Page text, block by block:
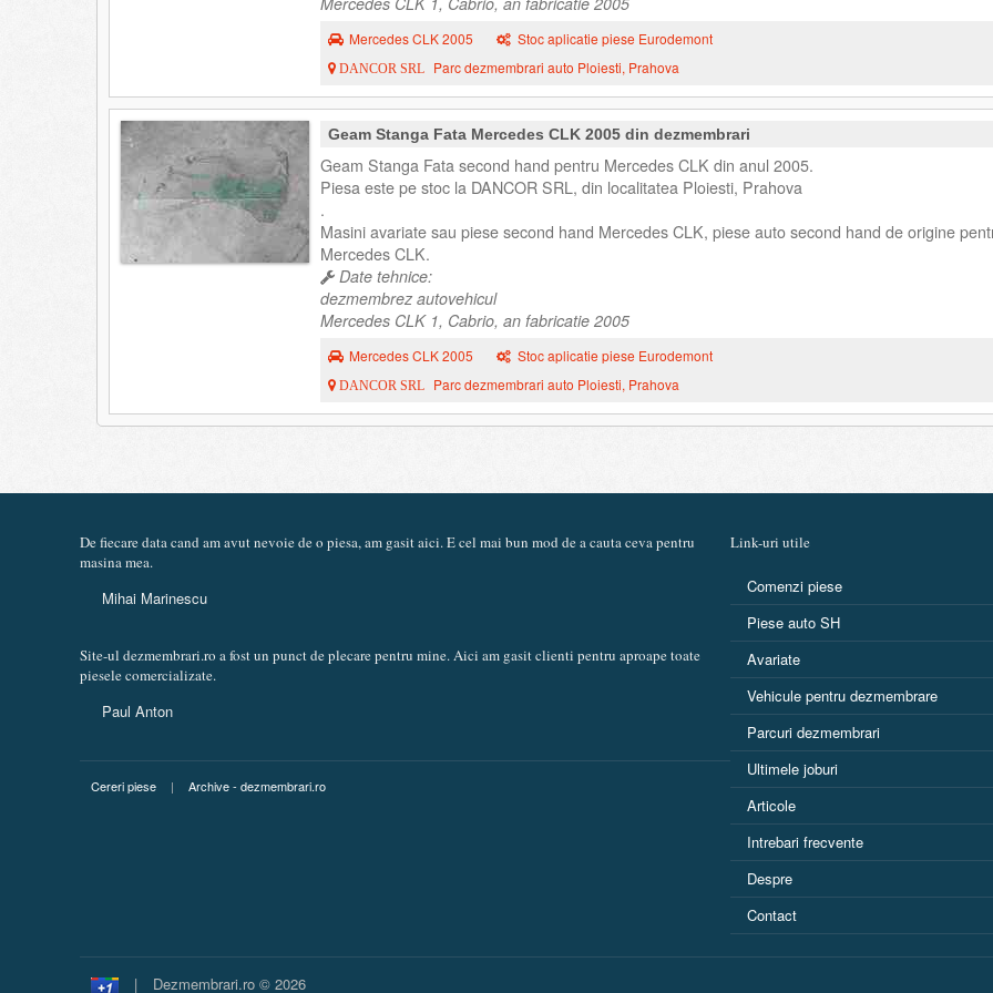
Mercedes CLK 2005 Stoc aplicatie piese Eurodemont
DANCOR SRL Parc dezmembrari auto Ploiesti, Prahova
Geam Stanga Fata Mercedes CLK 2005 din dezmembrari
Geam Stanga Fata second hand pentru Mercedes CLK din anul 2005.
Piesa este pe stoc la DANCOR SRL, din localitatea Ploiesti, Prahova
.
Masini avariate sau piese second hand Mercedes CLK, piese auto second hand de origine
Mercedes CLK.
Date tehnice:
dezmembrez autovehicul
Mercedes CLK 1, Cabrio, an fabricatie 2005
Mercedes CLK 2005 Stoc aplicatie piese Eurodemont
DANCOR SRL Parc dezmembrari auto Ploiesti, Prahova
De fiecare data cand am avut nevoie de o piesa, am gasit aici. E cel mai bun mod de a cauta ceva pentru
masina mea.
Mihai Marinescu
Site-ul dezmembrari.ro a fost un punct de plecare pentru mine. Aici am gasit clienti pentru aproape toate
piesele comercializate.
Paul Anton
Cereri piese | Archive - dezmembrari.ro
Link-uri utile
Comenzi piese
Piese auto SH
Avariate
Vehicule pentru dezmembrare
Parcuri dezmembrari
Ultimele joburi
Articole
Intrebari frecvente
Despre
Contact
| Dezmembrari.ro © 2026